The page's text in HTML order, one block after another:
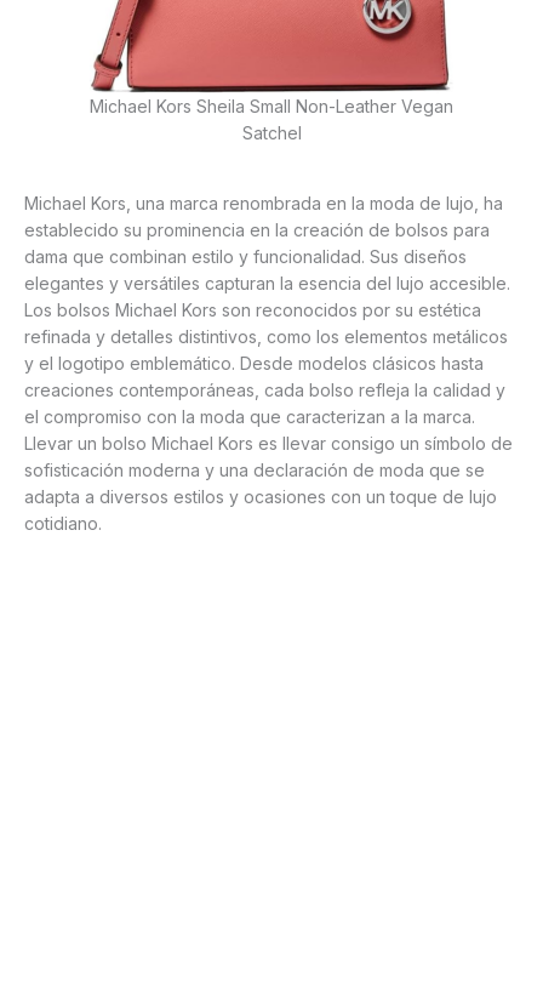
Michael Kors Sheila Small Non-Leather Vegan
Satchel
Michael Kors, una marca renombrada en la moda de lujo, ha
establecido su prominencia en la creación de bolsos para
dama que combinan estilo y funcionalidad. Sus diseños
elegantes y versátiles capturan la esencia del lujo accesible.
Los bolsos Michael Kors son reconocidos por su estética
refinada y detalles distintivos, como los elementos metálicos
y el logotipo emblemático. Desde modelos clásicos hasta
creaciones contemporáneas, cada bolso refleja la calidad y
el compromiso con la moda que caracterizan a la marca.
Llevar un bolso Michael Kors es llevar consigo un símbolo de
sofisticación moderna y una declaración de moda que se
adapta a diversos estilos y ocasiones con un toque de lujo
cotidiano.